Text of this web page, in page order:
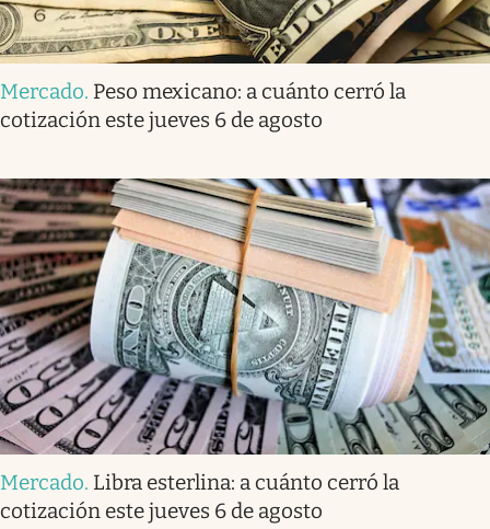
Mercado. Peso mexicano: a cuánto cerró la
cotización este jueves 6 de agosto
Mercado. Libra esterlina: a cuánto cerró la
cotización este jueves 6 de agosto